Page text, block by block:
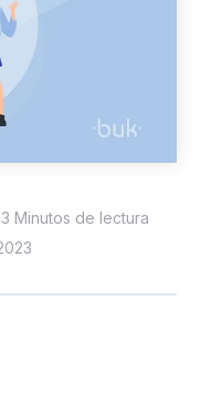
| 3 Minutos de lectura